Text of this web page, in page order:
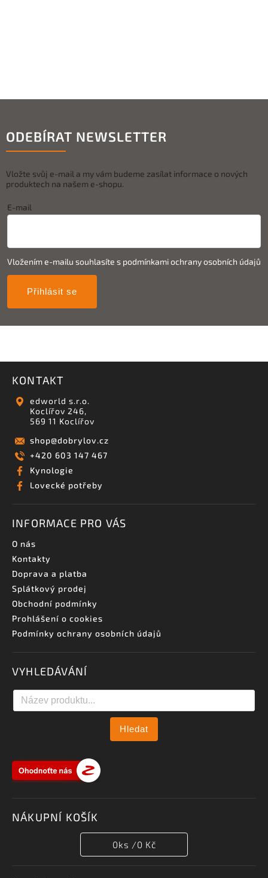
ODEBÍRAT NEWSLETTER
Vložte svůj e-mail a my vám budeme zasílat informace o nových
produktech na našem e-shopu.
E-mail
Vložením e-mailu souhlasíte s podmínkami ochrany osobních údajů
Přihlásit se
KONTAKT
edworld s.r.o.
Koclířov 246,
569 11 Koclířov
shop@dobrylov.cz
+420 603 147 467
Kynologie
Lovecké potřeby
INFORMACE PRO VÁS
O nás
Kontakty
Doprava a platba
Splátkový prodej
Obchodní podmínky
Prohlášení o cookies
Podmínky ochrany osobních údajů
VYHLEDÁVÁNÍ
Hledat
NÁKUPNÍ KOŠÍK
0ks /0 Kč